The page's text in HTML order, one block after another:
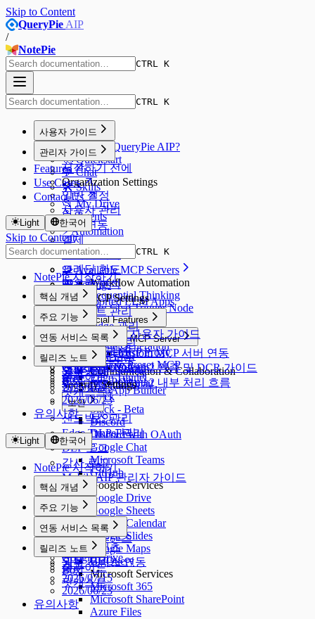
Skip to Content
QueryPie AIP
/
NotePie
CTRL K
CTRL K
사용자 가이드
🌟 What is QueryPie AIP?
🚀 Quickstart
💬 Chat
🛠️ Skills
📂 My Drive
🤖 Agents
⚡️ Automation
📦 AIP Apps
🧩 Available MCP Servers
Workflow Automation
Sequential Thinking
n8n Chat Trigger Node
n8n Webhook
Dify API Access
Image Generation
My Drive
Communication & Collaboration
Google Gmail
Slack
Slack - Beta
Discord
Discord with OAuth
Google Chat
Microsoft Teams
GitHub
Google Services
Google Drive
Google Sheets
Google Calendar
Google Slides
Google Maps
BigQuery
Microsoft Services
Microsoft 365
Microsoft SharePoint
Azure Files
🎛️ Settings
💬 Supported LLM Apps
🎁 Special Features
Custom MCP Server
Custom MCP 서버 연동
OAuth2 인증 및 DCR 가이드
OAuth2 내부 처리 흐름
Local MCP Proxy
Remote Preset MCP
Edge Tunnel
WebApp Builder
📱 Mobile AIP 사용자 가이드
❓ FAQ
📝 Release Notes
🔒 Security Policy
관리자 가이드
시작하기 전에
Organization Settings
일반 설정
사용자 관리
SSO 연동
결제
크레딧 내역
크레딧 한도
사용량 분석
AI & MCP Settings
에이전트 관리
Knowledge 관리
LLM 모델 관리
MCP 연동 관리
Skill 관리
Security Settings
보안
보안
DLP 관리
샌드박스 관리
Edge Tunnel 관리
DLP 로그
감사 로그
Mobile AIP 관리자 가이드
Features
Use Cases
Contact Us
Light 한국어
Skip to Content
CTRL K
NotePie 시작하기
핵심 개념
개요
소스
채팅
생성 콘텐츠
외부 서비스 연동
주요 기능
개요
문서형 콘텐츠
마인드맵
슬라이드
팟캐스트
연동 서비스 목록
개요
Google Drive
Box
릴리즈 노트
개요
2026/07/15
2026/06/23
유의사항
Light 한국어
NotePie 시작하기
핵심 개념
개요
소스
채팅
생성 콘텐츠
외부 서비스 연동
주요 기능
개요
문서형 콘텐츠
마인드맵
슬라이드
팟캐스트
연동 서비스 목록
개요
Google Drive
Box
릴리즈 노트
개요
2026/07/15
2026/06/23
유의사항